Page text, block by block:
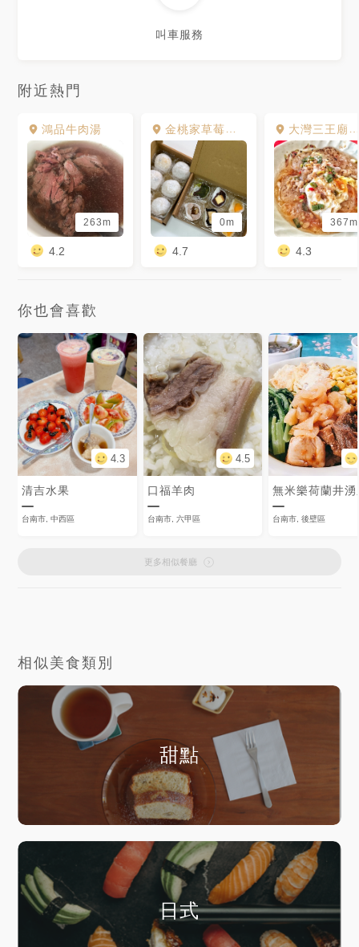
叫車服務
附近熱門
鴻品牛肉湯
263m
4.2
金桃家草莓大福
0m
4.7
大灣三王廟肉粿
367m
4.3
你也會喜歡
4.3
清吉水果
台南市, 中西區
4.5
口福羊肉
台南市, 六甲區 台南市, 後壁區
更多相似餐廳
相似美食類別
甜點
日式